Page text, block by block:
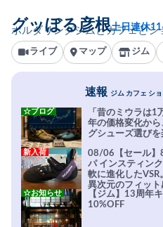
ボルダリングジムとカフェと
グッぼる彦根土日連休
ライブ マップ ジム
速報 ジム カフェ シ
「昔のミウラは1
年の価格変化か
グシューズ選びを
☆ブログ
08/06【セール】
パ インスティン
軟に進化した
異次元のフィット
新入荷
【ジム】13周年
10%OFF
☆お知らせ